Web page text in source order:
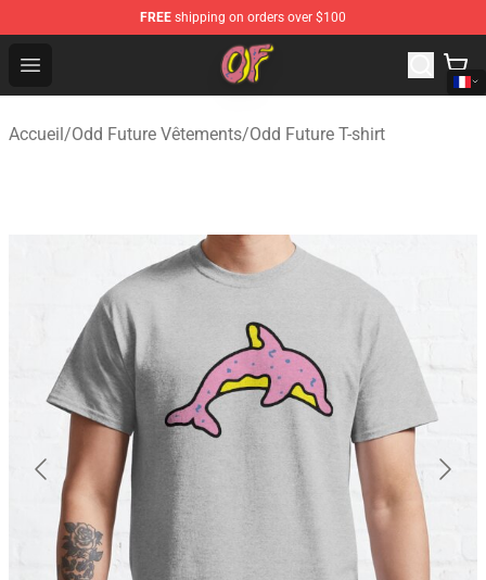
FREE shipping on orders over $100
Open menu
Odd Future Shop - Official Odd Future Merchandise Store
Accueil/Odd Future Vêtements/Odd Future T-shirt